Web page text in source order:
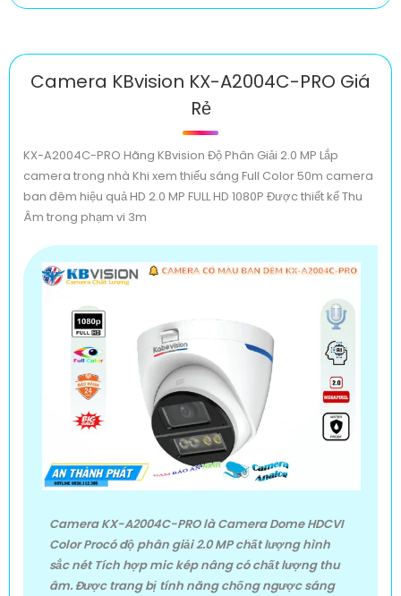
Camera KBvision KX-A2004C-PRO Giá
Rẻ
KX-A2004C-PRO Hãng KBvision Độ Phân Giải 2.0 MP Lắp
camera trong nhà Khi xem thiếu sáng Full Color 50m camera
ban đêm hiệu quả HD 2.0 MP FULL HD 1080P Được thiết kế Thu
Âm trong phạm vi 3m
Camera KX-A2004C-PRO là Camera Dome HDCVI
Color Procó độ phân giải 2.0 MP chất lượng hình
sắc nét Tích hợp mic kép nâng có chất lượng thu
âm. Được trang bị tính năng chống ngược sáng